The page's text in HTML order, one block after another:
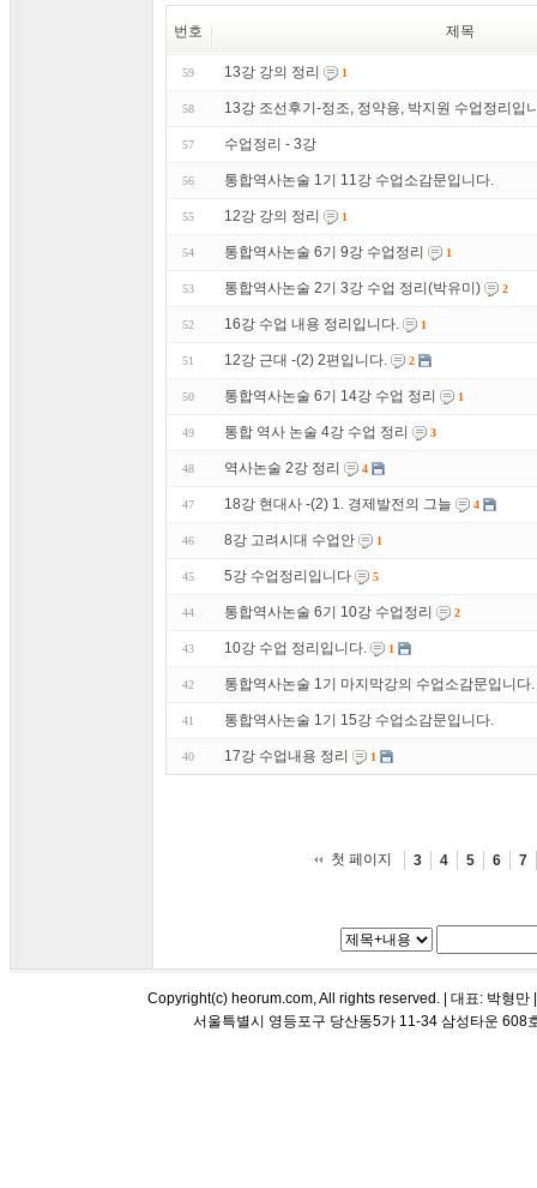
번호 제목
59 13강 강의 정리 1
58 13강 조선후기-정조, 정약용, 박지원 수업정리입
57 수업정리 - 3강
56 통합역사논술 1기 11강 수업소감문입니다.
55 12강 강의 정리 1
54 통합역사논술 6기 9강 수업정리 1
53 통합역사논술 2기 3강 수업 정리(박유미) 2
52 16강 수업 내용 정리입니다. 1
51 12강 근대 -(2) 2편입니다. 2
50 통합역사논술 6기 14강 수업 정리 1
49 통합 역사 논술 4강 수업 정리 3
48 역사논술 2강 정리 4
47 18강 현대사 -(2) 1. 경제발전의 그늘 4
46 8강 고려시대 수업안 1
45 5강 수업정리입니다 5
44 통합역사논술 6기 10강 수업정리 2
43 10강 수업 정리입니다. 1
42 통합역사논술 1기 마지막강의 수업소감문입니다.
41 통합역사논술 1기 15강 수업소감문입니다.
40 17강 수업내용 정리 1
첫 페이지 3 4 5 6 7
Copyright(c) heorum.com, All rights reserved. | 대표: 박형
서울특별시 영등포구 당산동5가 11-34 삼성타운